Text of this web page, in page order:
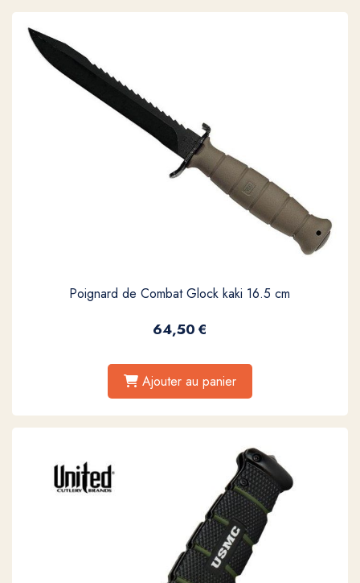
Poignard de Combat Glock kaki 16.5 cm
64,50€
Ajouter au panier